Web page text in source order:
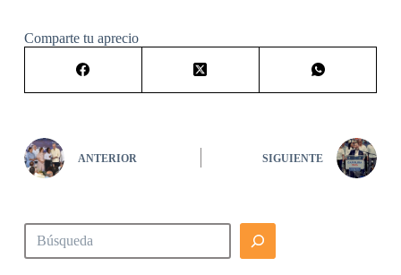
Comparte tu aprecio
ANTERIOR SIGUIENTE
Buscar